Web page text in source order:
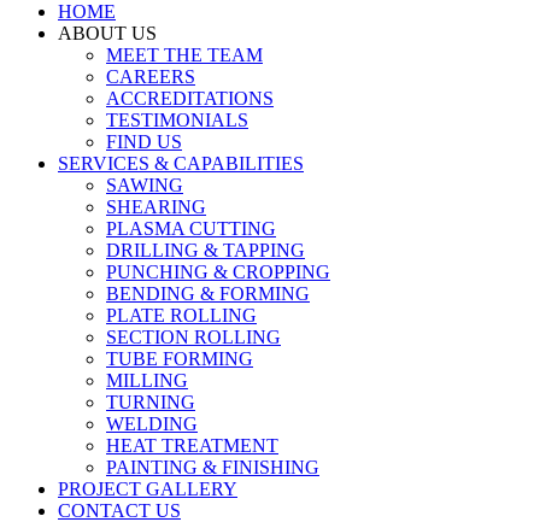
HOME
ABOUT US
MEET THE TEAM
CAREERS
ACCREDITATIONS
TESTIMONIALS
FIND US
SERVICES & CAPABILITIES
SAWING
SHEARING
PLASMA CUTTING
DRILLING & TAPPING
PUNCHING & CROPPING
BENDING & FORMING
PLATE ROLLING
SECTION ROLLING
TUBE FORMING
MILLING
TURNING
WELDING
HEAT TREATMENT
PAINTING & FINISHING
PROJECT GALLERY
CONTACT US